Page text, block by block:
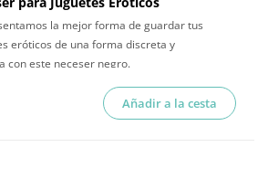
la mejor forma de guardar tus
eróticos de una forma discreta y
con este neceser negro.
Añadir a la cesta